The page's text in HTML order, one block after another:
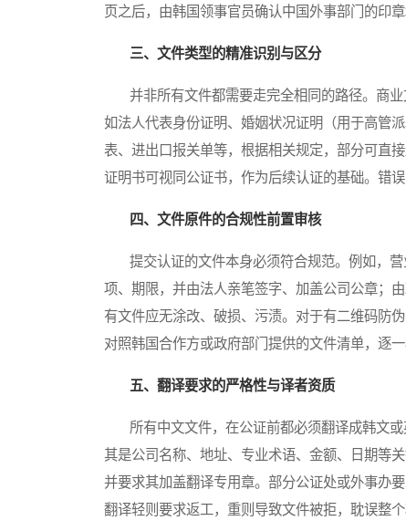
页之后，由韩国领事官员确认中国外事部门的印
三、文件类型的精准识别与区分
并非所有文件都需要走完全相同的路径。商业
如法人代表身份证明、婚姻状况证明（用于高管
表、进出口报关单等，根据相关规定，部分可直
证明书可视同公证书，作为后续认证的基础。错
四、文件原件的合规性前置审核
提交认证的文件本身必须符合规范。例如，营
项、期限，并由法人亲笔签字、加盖公司公章；
有文件应无涂改、破损、污渍。对于有二维码防
对照韩国合作方或政府部门提供的文件清单，逐
五、翻译要求的严格性与译者资质
所有中文文件，在公证前都必须翻译成韩文或
其是公司名称、地址、专业术语、金额、日期等
并要求其加盖翻译专用章。部分公证处或外事办
翻译轻则要求返工，重则导致文件被拒，耽误整个